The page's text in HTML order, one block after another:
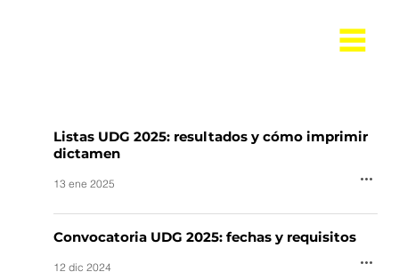
Listas UDG 2025: resultados y cómo imprimir
dictamen
13 ene 2025
Convocatoria UDG 2025: fechas y requisitos
12 dic 2024